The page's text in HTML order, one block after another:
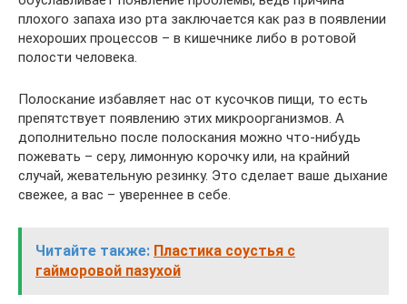
плохого запаха изо рта заключается как раз в появлении
нехороших процессов – в кишечнике либо в ротовой
полости человека.
Полоскание избавляет нас от кусочков пищи, то есть
препятствует появлению этих микроорганизмов. А
дополнительно после полоскания можно что-нибудь
пожевать – серу, лимонную корочку или, на крайний
случай, жевательную резинку. Это сделает ваше дыхание
свежее, а вас – увереннее в себе.
Читайте также: Пластика соустья с
гайморовой пазухой